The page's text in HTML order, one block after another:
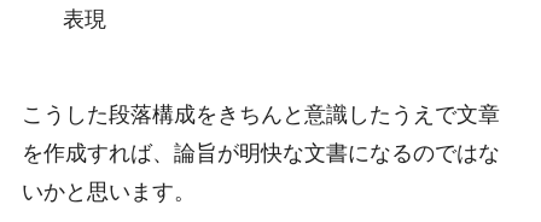
表現
こうした段落構成をきちんと意識したうえで文章
を作成すれば、論旨が明快な文書になるのではな
いかと思います。